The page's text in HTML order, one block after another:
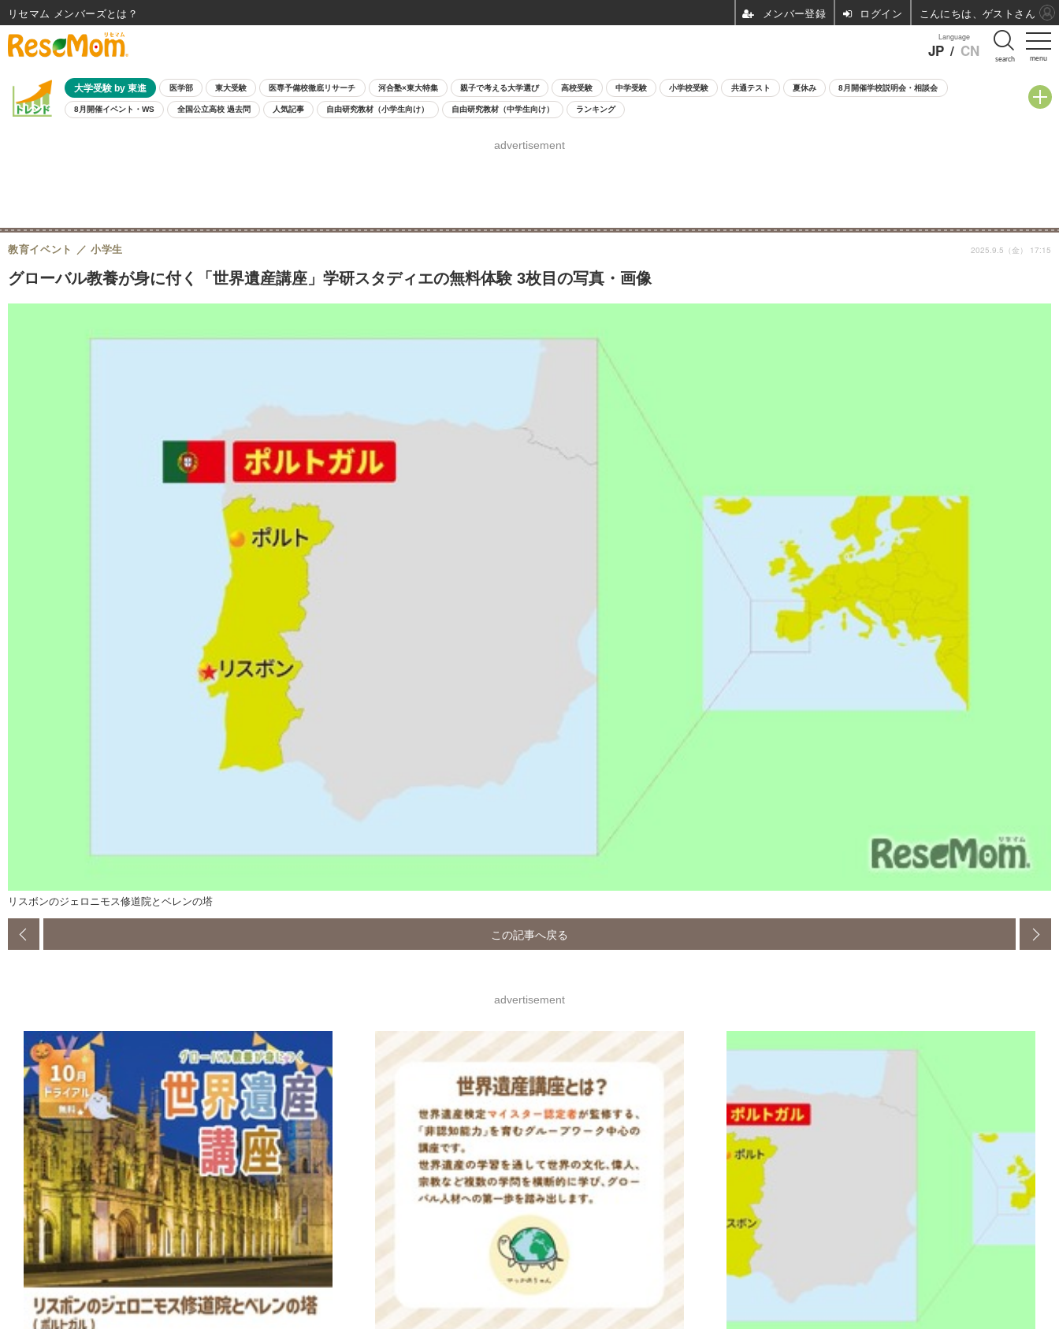
menu
Language
JP / CN search
大学受験 by 東進 医学部 東大受験 医専予備校徹底リサーチ 河合塾×東大特集 親子で考える大学選び 高校受験 中学受験 小学校受験 共通テスト 夏休み 8月開催学校説明会・相談会
8月開催イベント・WS 全国公立高校 過去問 人気記事 自由研究教材（小学生向け） 自由研究教材（中学生向け） ランキング
advertisement
グローバル教養が身に付く「世界遺産講座」学研スタディエの無料体験 3枚目の写真・画像
教育イベント 小学生 2025.9.5（金） 17:15
リスボンのジェロニモス修道院とベレンの塔
この記事へ戻る
advertisement
リセマム メンバーズ ログイン こんにちは、ゲストさん